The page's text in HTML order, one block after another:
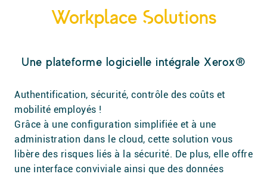
Workplace Solutions
Une plateforme logicielle intégrale Xerox®
Authentification, sécurité, contrôle des coûts et
mobilité employés !
Grâce à une configuration simplifiée et à une
administration dans le cloud, cette solution vous
libère des risques liés à la sécurité. De plus, elle offre
une interface conviviale ainsi que des données